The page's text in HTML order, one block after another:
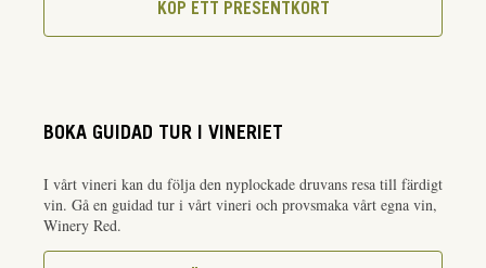
KÖP ETT PRESENTKORT
BOKA GUIDAD TUR I VINERIET
I vårt vineri kan du följa den nyplockade druvans resa till färdigt
vin. Gå en guidad tur i vårt vineri och provsmaka vårt egna vin,
Winery Red.